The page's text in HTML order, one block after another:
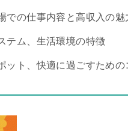
での仕事内容と高収入の魅
テム、生活環境の特徴
ット、快適に過ごすための